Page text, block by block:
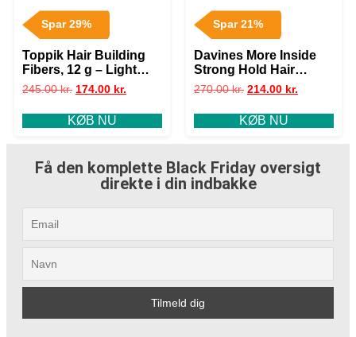
Spar 29%
Toppik Hair Building
Fibers, 12 g – Light
Brown
245.00kr. 174.00 kr.
KØB NU
Spar 21%
Davines More Inside
Strong Hold Hair
Spray, 400 ml
270.00kr. 214.00 kr.
KØB NU
Få den komplette Black Friday oversigt
direkte i din indbakke